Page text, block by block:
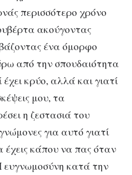
περισσότερο χρόνο
ακούγοντας
ένα όμορφο
από την σπουδαιότητα
κρύο, αλλά και γιατί
μου, τα
η ζεστασιά του
για αυτό γιατί
έχεις κάπου να πας όταν
ευγνωμοσύνη κατά την